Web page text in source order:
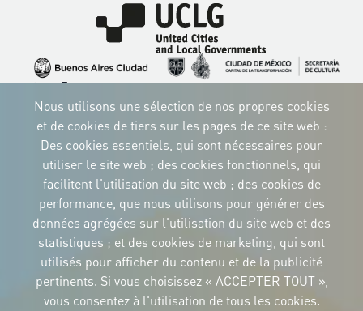
Image
Image
Image
Image
ImageImage
IDENTITÉ CORPORTATIVE
Téléchargez
manuel
CONTACT
Carrer Avinyó, 15
08002 Barcelona
culture@uclg.org
Nous utilisons une sélection de nos propres cookies
et de cookies de tiers sur les pages de ce site web :
Des cookies essentiels, qui sont nécessaires pour
utiliser le site web ; des cookies fonctionnels, qui
facilitent l'utilisation du site web ; des cookies de
performance, que nous utilisons pour générer des
données agrégées sur l'utilisation du site web et des
statistiques ; et des cookies de marketing, qui sont
utilisés pour afficher du contenu et de la publicité
pertinents. Si vous choisissez « ACCEPTER TOUT »,
vous consentez à l'utilisation de tous les cookies.